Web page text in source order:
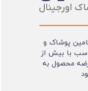
پوشاک و
با بیش از
محصول به